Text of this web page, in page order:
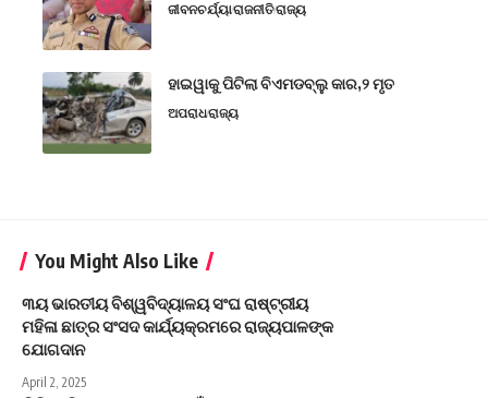
ଜୀବନଚର୍ଯ୍ୟାରାଜନୀତିରାଜ୍ୟ
ହାଇୱାକୁ ପିଟିଲା ବିଏମଡବ୍ଲୁ କାର,୨ ମୃତ
ଅପରାଧରାଜ୍ୟ
You Might Also Like
୩ୟ ଭାରତୀୟ ବିଶ୍ୱବିଦ୍ୟାଳୟ ସଂଘ ରାଷ୍ଟ୍ରୀୟ
ମହିଳା ଛାତ୍ର ସଂସଦ କାର୍ଯ୍ୟକ୍ରମରେ ରାଜ୍ୟପାଳଙ୍କ
ଯୋଗଦାନ
April 2, 2025